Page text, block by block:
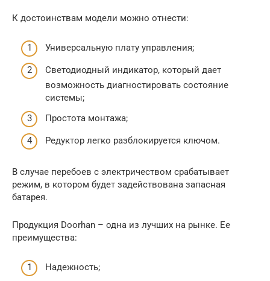
К достоинствам модели можно отнести:
Универсальную плату управления;
Светодиодный индикатор, который дает
возможность диагностировать состояние
системы;
Простота монтажа;
Редуктор легко разблокируется ключом.
В случае перебоев с электричеством срабатывает
режим, в котором будет задействована запасная
батарея.
Продукция Doorhan – одна из лучших на рынке. Ее
преимущества:
Надежность;